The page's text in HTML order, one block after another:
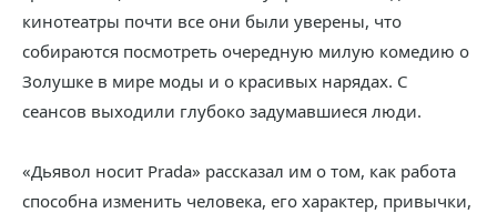
кинотеатры почти все они были уверены, что
собираются посмотреть очередную милую комедию о
Золушке в мире моды и о красивых нарядах. С
сеансов выходили глубоко задумавшиеся люди.
«Дьявол носит Prada» рассказал им о том, как работа
способна изменить человека, его характер, привычки,